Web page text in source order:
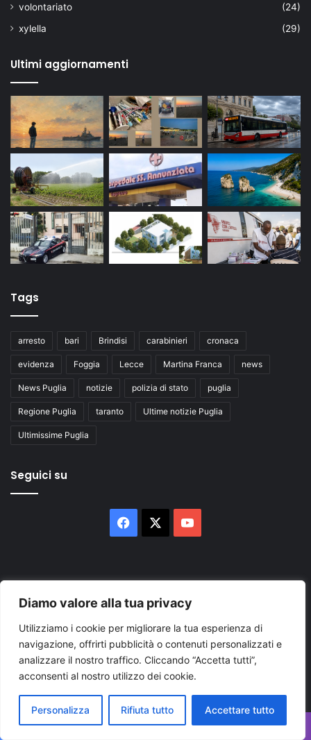
Diamo valore alla tua privacy
Utilizziamo i cookie per migliorare la tua esperienza di
navigazione, offrirti pubblicità o contenuti personalizzati e
analizzare il nostro traffico. Cliccando “Accetta tutti”,
acconsenti al nostro utilizzo dei cookie.
Personalizza Rifiuta tutto Accettare tutto
volontariato
(24)
xylella
(29)
Ultimi aggiornamenti
Tags
arresto bari Brindisi carabinieri cronaca
evidenza Foggia Lecce Martina Franca news
News Puglia notizie polizia di stato puglia
Regione Puglia taranto Ultime notizie Puglia
Ultimissime Puglia
Seguici su
Facebook
tuo
indirizzo
mail